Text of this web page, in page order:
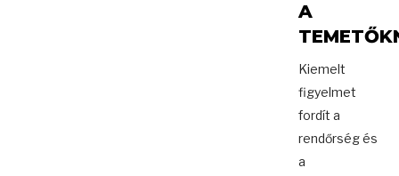
A
Kiemelt
figyelmet
fordít a
rendőrség és
a